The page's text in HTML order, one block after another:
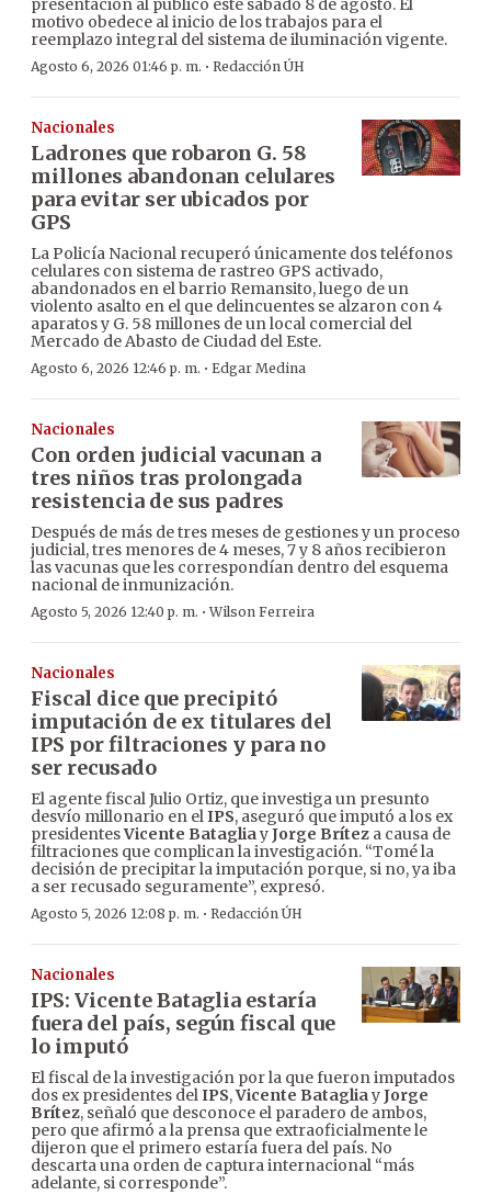
presentación al público este sábado 8 de agosto. El
motivo obedece al inicio de los trabajos para el
reemplazo integral del sistema de iluminación vigente.
Agosto 6, 2026 01:46 p. m. · Redacción ÚH
Nacionales
Ladrones que robaron G. 58
millones abandonan celulares
para evitar ser ubicados por
GPS
La Policía Nacional recuperó únicamente dos teléfonos
celulares con sistema de rastreo GPS activado,
abandonados en el barrio Remansito, luego de un
violento asalto en el que delincuentes se alzaron con 4
aparatos y G. 58 millones de un local comercial del
Mercado de Abasto de Ciudad del Este.
Agosto 6, 2026 12:46 p. m. · Edgar Medina
Nacionales
Con orden judicial vacunan a
tres niños tras prolongada
resistencia de sus padres
Después de más de tres meses de gestiones y un proceso
judicial, tres menores de 4 meses, 7 y 8 años recibieron
las vacunas que les correspondían dentro del esquema
nacional de inmunización.
Agosto 5, 2026 12:40 p. m. ·Wilson Ferreira
Nacionales
Fiscal dice que precipitó
imputación de ex titulares del
IPS por filtraciones y para no
ser recusado
El agente fiscal Julio Ortiz, que investiga un presunto
desvío millonario en elIPS, aseguró que imputó a los ex
presidentesVicente BatagliayJorge Brítez a causa de
filtraciones que complican la investigación. “Tomé la
decisión de precipitar la imputación porque, si no, ya iba
a ser recusado seguramente”, expresó.
Agosto 5, 2026 12:08 p. m. · Redacción ÚH
Nacionales
IPS: Vicente Bataglia estaría
fuera del país, según fiscal que
lo imputó
El fiscal de la investigación por la que fueron imputados
dos ex presidentes delIPS,Vicente BatagliayJorge
Brítez, señaló que desconoce el paradero de ambos,
pero que afirmó a la prensa que extraoficialmente le
dijeron que el primero estaría fuera del país. No
descarta una orden de captura internacional “más
adelante, si corresponde”.